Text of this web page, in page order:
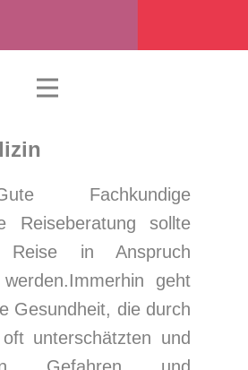
Fachkundige
Reiseberatung sollte
in Anspruch
geht
Gesundheit, die durch
unterschätzten und